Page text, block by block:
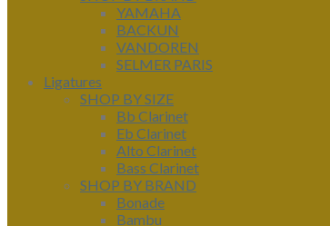
YAMAHA
BACKUN
VANDOREN
SELMER PARIS
Ligatures
SHOP BY SIZE
Bb Clarinet
Eb Clarinet
Alto Clarinet
Bass Clarinet
SHOP BY BRAND
Bonade
Bambu